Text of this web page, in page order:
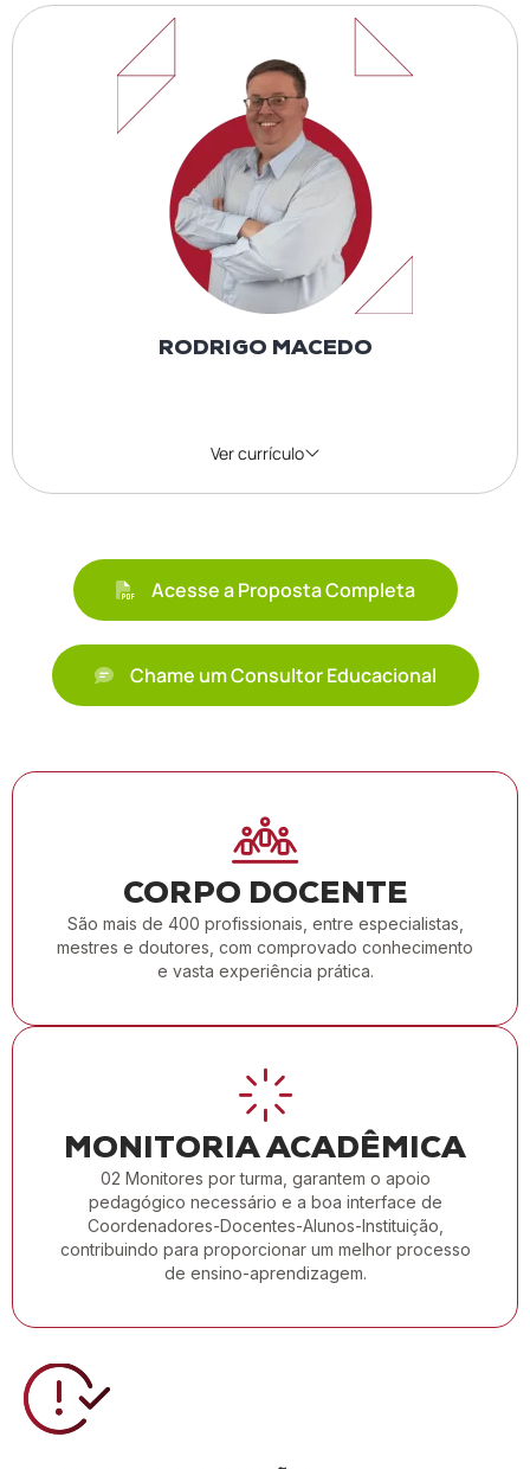
RODRIGO MACEDO
Ver currículo
Acesse a Proposta Completa
Chame um Consultor Educacional
CORPO DOCENTE
São mais de 400 profissionais, entre especialistas,
mestres e doutores, com comprovado conhecimento
e vasta experiência prática.
MONITORIA ACADÊMICA
02 Monitores por turma, garantem o apoio
pedagógico necessário e a boa interface de
Coordenadores-Docentes-Alunos-Instituição,
contribuindo para proporcionar um melhor processo
de ensino-aprendizagem.